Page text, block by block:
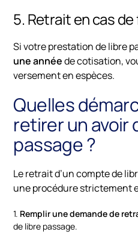
5. Retrait en cas
Si votre prestation de libre
une annéede cotisation,
versement en espèces.
Quelles
retirer un avoir
passage ?
Le retrait d’un compte de
une procédure strictement
1. Remplir une demande de
de libre passage.